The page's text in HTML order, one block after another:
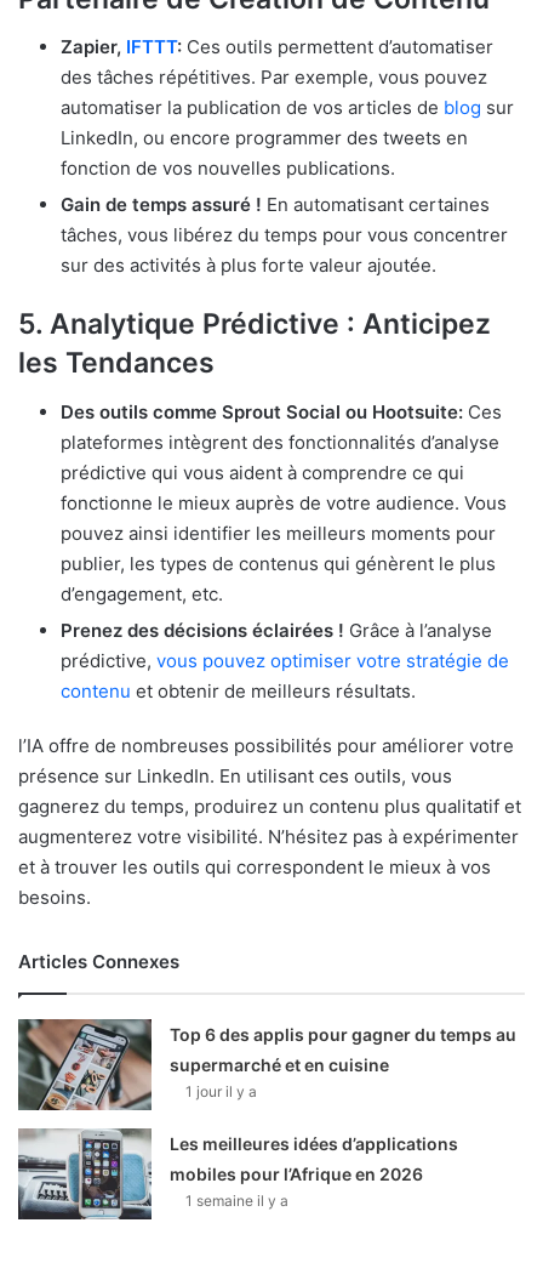
Zapier, IFTTT: Ces outils permettent d’automatiser
des tâches répétitives. Par exemple, vous pouvez
automatiser la publication de vos articles de blog sur
LinkedIn, ou encore programmer des tweets en
fonction de vos nouvelles publications.
Gain de temps assuré ! En automatisant certaines
tâches, vous libérez du temps pour vous concentrer
sur des activités à plus forte valeur ajoutée.
5. Analytique Prédictive : Anticipez
les Tendances
Des outils comme Sprout Social ou Hootsuite: Ces
plateformes intègrent des fonctionnalités d’analyse
prédictive qui vous aident à comprendre ce qui
fonctionne le mieux auprès de votre audience. Vous
pouvez ainsi identifier les meilleurs moments pour
publier, les types de contenus qui génèrent le plus
d’engagement, etc.
Prenez des décisions éclairées ! Grâce à l’analyse
prédictive, vous pouvez optimiser votre stratégie de
contenu et obtenir de meilleurs résultats.
l’IA offre de nombreuses possibilités pour améliorer votre
présence sur LinkedIn. En utilisant ces outils, vous
gagnerez du temps, produirez un contenu plus qualitatif et
augmenterez votre visibilité. N’hésitez pas à expérimenter
et à trouver les outils qui correspondent le mieux à vos
besoins.
Articles Connexes
Top 6 des applis pour gagner du temps au
supermarché et en cuisine
1 jour il y a
Les meilleures idées d’applications
mobiles pour l’Afrique en 2026
1 semaine il y a